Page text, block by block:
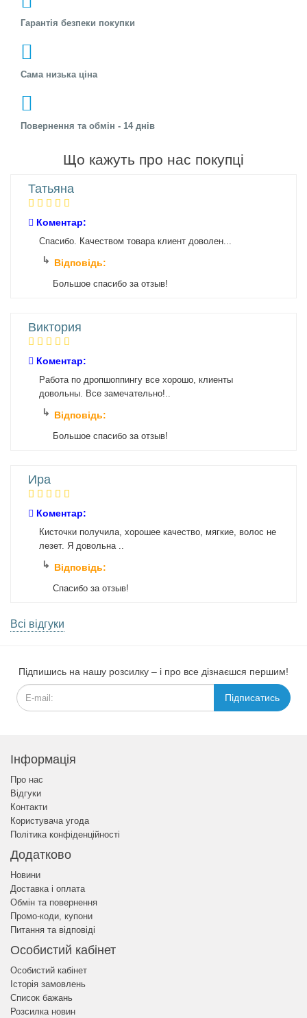
Гарантія безпеки покупки
Сама низька ціна
Повернення та обмін - 14 днів
Що кажуть про нас покупці
Татьяна
Коментар:
Спасибо. Качеством товара клиент доволен...
Відповідь:
Большое спасибо за отзыв!
Виктория
Коментар:
Работа по дропшоппингу все хорошо, клиенты
довольны. Все замечательно!..
Відповідь:
Большое спасибо за отзыв!
Ира
Коментар:
Кисточки получила, хорошее качество, мягкие, волос не
лезет. Я довольна ..
Відповідь:
Спасибо за отзыв!
Всі відгуки
Підпишись на нашу розсилку – і про все дізнаєшся першим!
Підписатись
Інформація
Про нас
Відгуки
Контакти
Користувача угода
Політика конфіденційності
Додатково
Новини
Доставка і оплата
Обмін та повернення
Промо-коди, купони
Питання та відповіді
Особистий кабінет
Особистий кабінет
Історія замовлень
Список бажань
Розсилка новин